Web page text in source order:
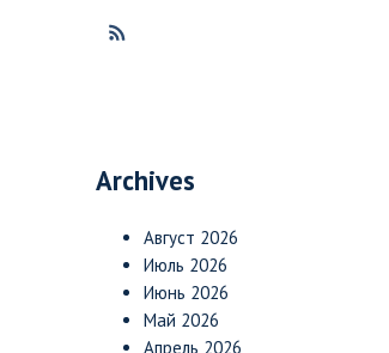
Archives
Август 2026
Июль 2026
Июнь 2026
Май 2026
Апрель 2026